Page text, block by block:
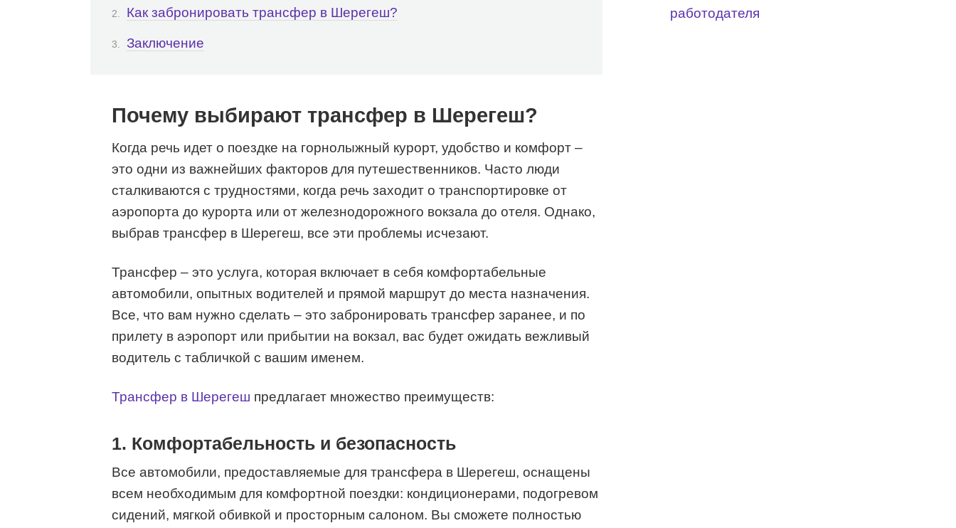
Как забронировать трансфер в Шерегеш?
Заключение
Почему выбирают трансфер в Шерегеш?
Когда речь идет о поездке на горнолыжный курорт, удобство и комфорт –
это одни из важнейших факторов для путешественников. Часто люди
сталкиваются с трудностями, когда речь заходит о транспортировке от
аэропорта до курорта или от железнодорожного вокзала до отеля. Однако,
выбрав трансфер в Шерегеш, все эти проблемы исчезают.
Трансфер – это услуга, которая включает в себя комфортабельные
автомобили, опытных водителей и прямой маршрут до места назначения.
Все, что вам нужно сделать – это забронировать трансфер заранее, и по
прилету в аэропорт или прибытии на вокзал, вас будет ожидать вежливый
водитель с табличкой с вашим именем.
Трансфер в Шерегеш предлагает множество преимуществ:
1. Комфортабельность и безопасность
Все автомобили, предоставляемые для трансфера в Шерегеш, оснащены
всем необходимым для комфортной поездки: кондиционерами, подогревом
сидений, мягкой обивкой и просторным салоном. Вы сможете полностью
работодателя